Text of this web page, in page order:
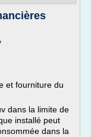
et fourniture du
dans la limite de
installé peut
dans la